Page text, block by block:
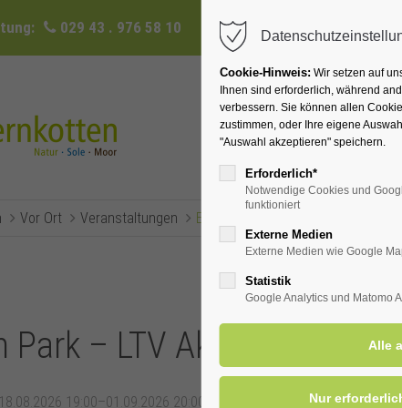
029 43 . 976 58 10 info@badwesternkotten.de
Ihr Heilbad
Vor Ort Veranstaltungen Eventsreader (Timeline)
Park – LTV Aktiv Bad
18.08.2026 19:00–01.09.2026 20:00
Cookie-Hinweis: Wir setzen auf
Ihnen sind erforderlich, während
verbessern. Sie können allen
zustimmen, oder Ihre eigene
"Auswahl akzeptieren" speichern.
Erforderlich*
Notwendige Cookies und
funktioniert
Externe Medien
Externe Medien wie Google
Statistik
Google Analytics und Matomo